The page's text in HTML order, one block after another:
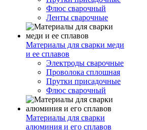
Флюс сварочный
Ленты сварочные
Материалы для сварки меди
и ее сплавов
Электроды сварочные
Проволока сплошная
Прутки присадочные
Флюс сварочный
Материалы для сварки
алюминия и его сплавов